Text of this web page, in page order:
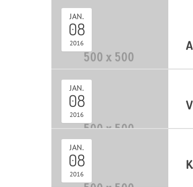
JAN.
08
2016
JAN.
08
2016
JAN.
08
2016